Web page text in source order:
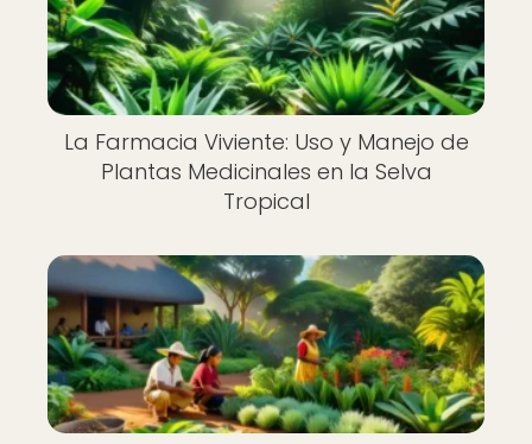
La Farmacia Viviente: Uso y Manejo de
Plantas Medicinales en la Selva
Tropical